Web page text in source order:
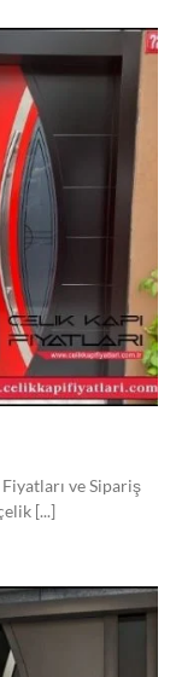
ve Sipariş
[...]